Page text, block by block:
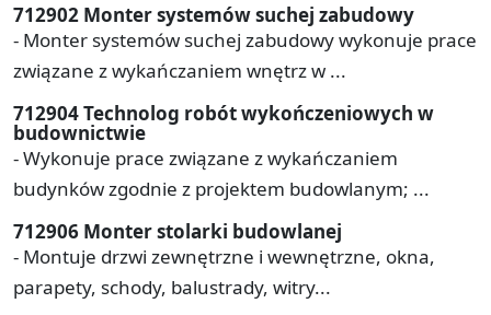
712902 Monter systemów suchej zabudowy
- Monter systemów suchej zabudowy wykonuje prace
związane z wykańczaniem wnętrz w ...
712904 Technolog robót wykończeniowych w
budownictwie
- Wykonuje prace związane z wykańczaniem
budynków zgodnie z projektem budowlanym; ...
712906 Monter stolarki budowlanej
- Montuje drzwi zewnętrzne i wewnętrzne, okna,
parapety, schody, balustrady, witry...